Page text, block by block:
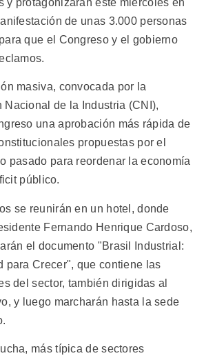
y protagonizarán este miércoles en
de unas 3.000 personas
que el Congreso y el gobierno
masiva, convocada por la
Nacional de la Industria (CNI),
una aprobación más rápida de
propuestas por el
pasado para reordenar la economía
público.
se reunirán en un hotel, donde
Fernando Henrique Cardoso,
el documento "Brasil Industrial:
para Crecer", que contiene las
del sector, también dirigidas al
y luego marcharán hasta la sede
más típica de sectores